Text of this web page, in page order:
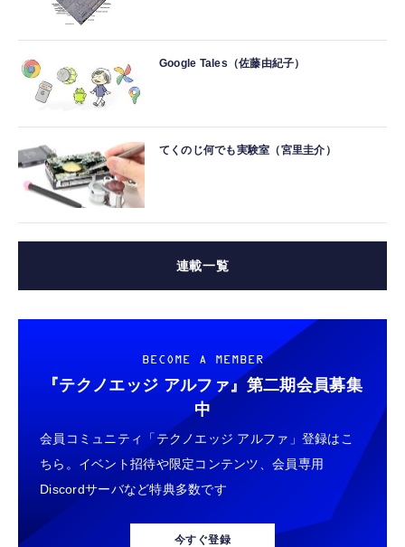
Google Tales（佐藤由紀子）
てくのじ何でも実験室（宮里圭介）
連載一覧
BECOME A MEMBER
『テクノエッジ アルファ』 第二期会員募集
中
会員コミュニティ「テクノエッジ アルファ」登録はこ
ちら。イベント招待や限定コンテンツ、会員専用
Discordサーバなど特典多数です
今すぐ登録